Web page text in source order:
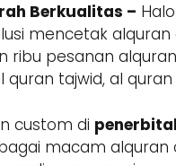
Berkualitas –
mencetak
pesanan
tajwid, al
custom di
macam